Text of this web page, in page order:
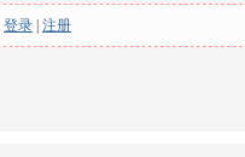
登录 注册